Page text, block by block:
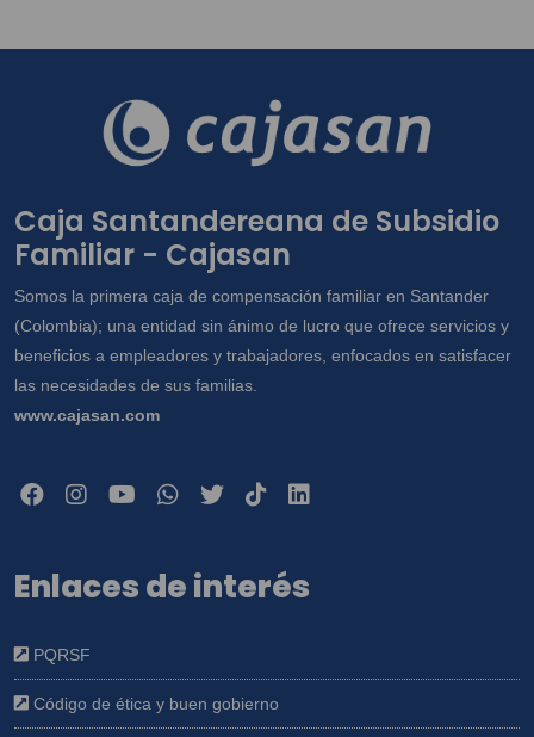
Caja Santandereana de Subsidio
Familiar - Cajasan
Somos la primera caja de compensación familiar en Santander
(Colombia); una entidad sin ánimo de lucro que ofrece servicios y
beneficios a empleadores y trabajadores, enfocados en satisfacer
las necesidades de sus familias.
www.cajasan.com
Enlaces de interés
PQRSF
Código de ética y buen gobierno